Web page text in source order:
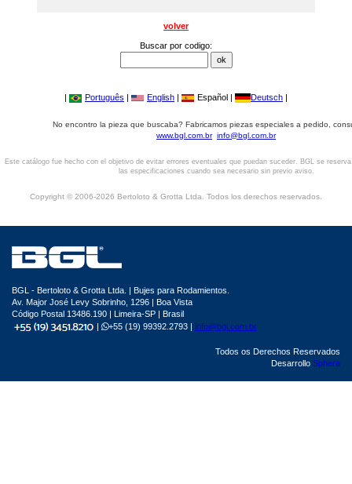
volver
Buscar por codigo:
| Português | English | Español | Deutsch |
No encontro la pieza que buscaba? Fabricamos piezas especiales a pedido,
www.bgl.com.br info@bgl.com.br
Este catálogo fue hecho con el objetivo de evitar errores eventuales que puedan suceder. BGL se
las especificaciones cuando sea necesario sin previo aviso.
Copyright © 2006-2026 Bertoloto & Grotta Ltda. Todos los derechos reservados.
BGL - Bertoloto & Grotta Ltda. | Bujes para Rodamientos.
Av. Major José Levy Sobrinho, 1296 | Boa Vista
Código Postal 13486.190 | Limeira-SP | Brasil
|
+55 (19) 99392.2793 | info@bgl.com.br
Todos os Derechos Reservados
Desarrollo Sphera